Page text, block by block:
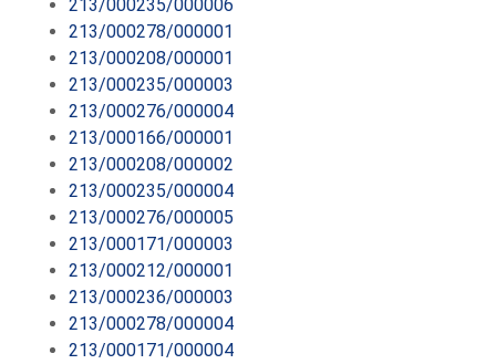
213/000235/000006
213/000278/000001
213/000208/000001
213/000235/000003
213/000276/000004
213/000166/000001
213/000208/000002
213/000235/000004
213/000276/000005
213/000171/000003
213/000212/000001
213/000236/000003
213/000278/000004
213/000171/000004